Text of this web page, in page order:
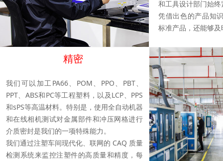
我们可以加工PA66、POM、PPO、PBT、
PPT、ABS和PC等工程塑料，以及LCP、PPS
和sPS等高温材料。特别是，使用全自动机器
和在线相机测试对金属部件和冲压网格进行
介质密封是我们的一项特殊能力。
我们通过注塑车间现代化、联网的 CAQ 质量
检测系统来监控注塑件的高质量和精度，每
精密
和工具设计部门始
凭借出色的产品知
标准产品，还能够